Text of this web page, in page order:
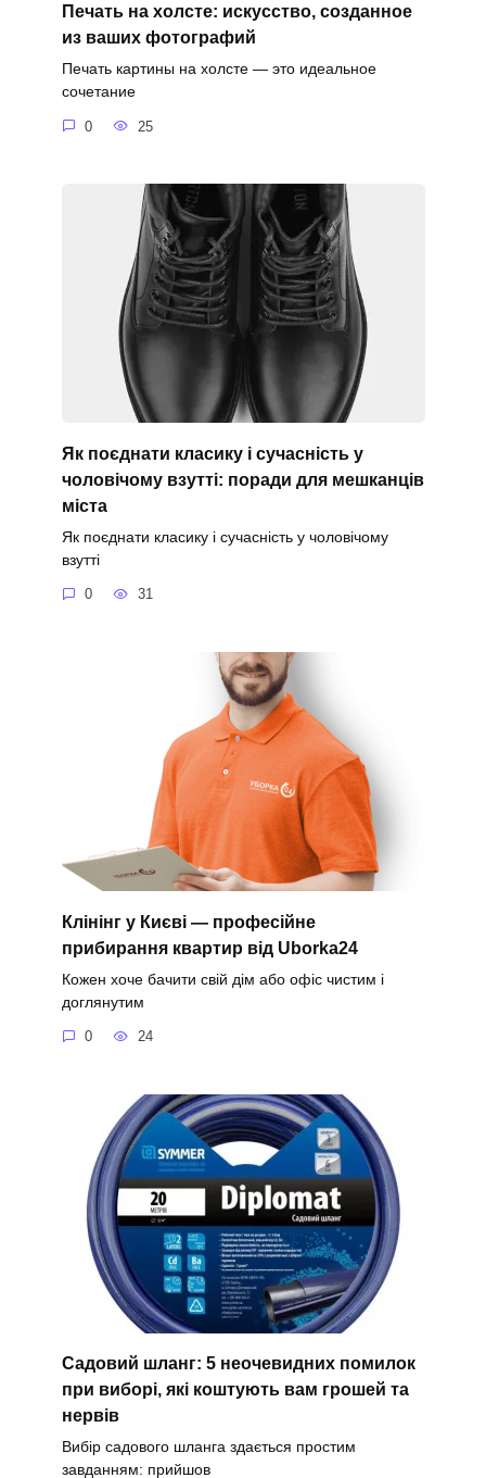
Печать на холсте: искусство, созданное
из ваших фотографий
Печать картины на холсте — это идеальное
сочетание
0 25
Як поєднати класику і сучасність у
чоловічому взутті: поради для мешканців
міста
Як поєднати класику і сучасність у чоловічому
взутті
0 31
Клінінг у Києві — професійне
прибирання квартир від Uborka24
Кожен хоче бачити свій дім або офіс чистим і
доглянутим
0 24
Садовий шланг: 5 неочевидних помилок
при виборі, які коштують вам грошей та
нервів
Вибір садового шланга здається простим
завданням: прийшов